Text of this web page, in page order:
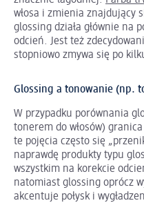
włosa i zmienia znajdujący
glossing działa głównie na
odcień. Jest też
stopniowo zmywa się po
Glossing a tonowanie (np.
W przypadku porównania
tonerem do włosów)
te pojęcia często się
naprawdę produkty typu
wszystkim na korekcie
natomiast glossing oprócz
akcentuje połysk i